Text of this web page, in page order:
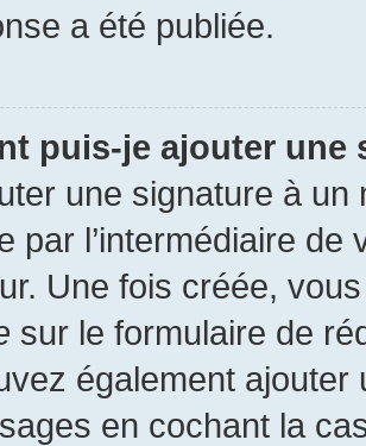
a été publiée.
puis-je ajouter une
une signature à un
par l’intermédiaire
Une fois créée,
sur le formulaire de
également
en cochant la